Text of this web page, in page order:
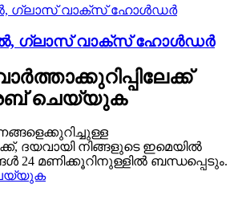
ഗ്ലാസ് വാക്സ് ഹോൾഡർ
ചെയ്യുക
ദയവായി നിങ്ങളുടെ ഇമെയിൽ
മണിക്കൂറിനുള്ളിൽ ബന്ധപ്പെടും.